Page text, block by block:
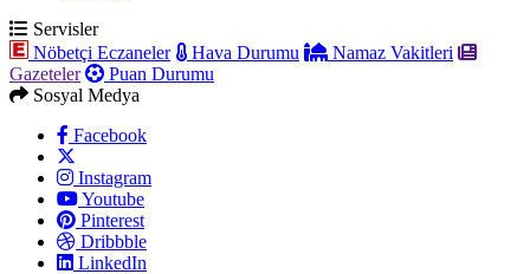
Servisler
Nöbetçi Eczaneler
Hava Durumu
Namaz Vakitleri
Gazeteler
Puan Durumu
Sosyal Medya
Facebook
Instagram
Youtube
Pinterest
Dribbble
LinkedIn